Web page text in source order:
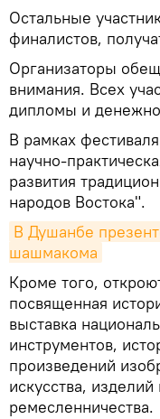
Остальные
финалистов,
Организаторы
внимания. Всех
дипломы и
В рамках
научно-
развития
народов Востока".
В Душанбе
шашмакома
Кроме того,
посвященная
выставка
инструментов,
произведений
искусства,
ремесленничества.